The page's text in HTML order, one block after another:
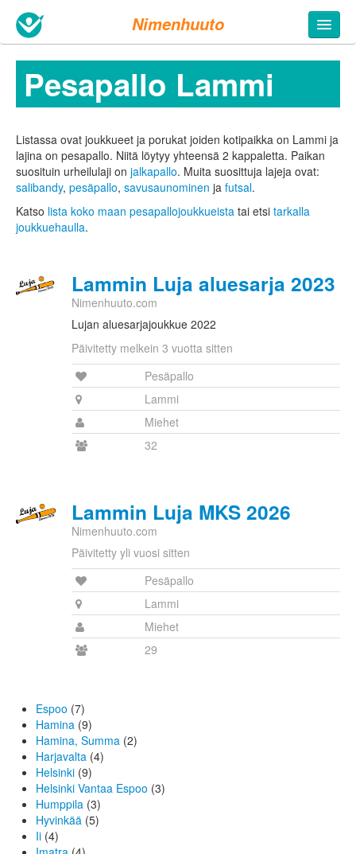
Nimenhuuto
Pesapallo Lammi
Listassa ovat joukkueet ja porukat joiden kotipaikka on Lammi ja
lajina on pesapallo. Niitä löytyy yhteensä 2 kappaletta. Paikan
suosituin urheilulaji on jalkapallo. Muita suosittuja lajeja ovat:
salibandy, pesäpallo, savusaunominen ja futsal.
Katso lista koko maan pesapallojoukkueista tai etsi tarkalla
joukkuehaulla.
Lammin Luja aluesarja 2023
Nimenhuuto.com
Lujan aluesarjajoukkue 2022
Päivitetty melkein 3 vuotta sitten
Pesäpallo
Lammi
Miehet
32
Lammin Luja MKS 2026
Nimenhuuto.com
Päivitetty yli vuosi sitten
Pesäpallo
Lammi
Miehet
29
Espoo (7)
Hamina (9)
Hamina, Summa (2)
Harjavalta (4)
Helsinki (9)
Helsinki Vantaa Espoo (3)
Humppila (3)
Hyvinkää (5)
Ii (4)